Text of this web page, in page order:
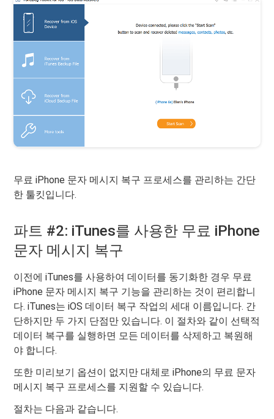
무료 iPhone 문자 메시지 복구 프로세스를 관리하는 간단
한 툴킷입니다.
파트 #2: iTunes를 사용한 무료 iPhone
문자 메시지 복구
이전에 iTunes를 사용하여 데이터를 동기화한 경우 무료
iPhone 문자 메시지 복구 기능을 관리하는 것이 편리합니
다. iTunes는 iOS 데이터 복구 작업의 세대 이름입니다. 간
단하지만 두 가지 단점만 있습니다. 이 절차와 같이 선택적
데이터 복구를 실행하면 모든 데이터를 삭제하고 복원해
야 합니다.
또한 미리보기 옵션이 없지만 대체로 iPhone의 무료 문자
메시지 복구 프로세스를 지원할 수 있습니다.
절차는 다음과 같습니다.